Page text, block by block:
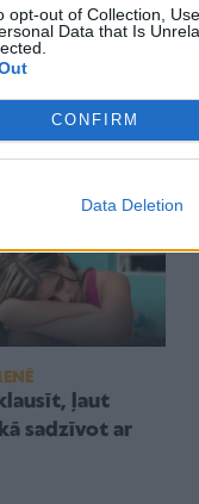
opt-out of Collection,
Data that Is
CONFIRM
Data Deletion
aizsardzības
ar
ģimenes
ļaut
sadzīvot ar